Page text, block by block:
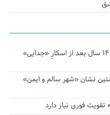
نجات‌دهنده‌ همچنان در آیینه است/ ۱۴ سال بعد از اسکارِ «جدایی»
نشان «شهر سالم و ایمن»
فوری نیاز دارد